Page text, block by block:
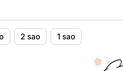
dịch đã pha, sau đó rửa lại
2 sao 1 sao